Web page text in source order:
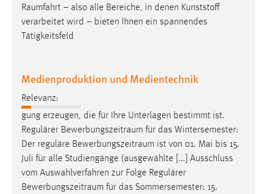
Raumfahrt – also alle Bereiche, in denen Kunststoff
verarbeitet wird – bieten Ihnen ein spannendes
Tätigkeitsfeld
Medienproduktion und Medientechnik
Relevanz:
gung erzeugen, die für Ihre Unterlagen bestimmt ist.
Regulärer Bewerbungszeitraum für das Wintersemester:
Der reguläre Bewerbungszeitraum ist von 01. Mai bis 15.
Juli für alle Studiengänge (ausgewählte [...] Ausschluss
vom Auswahlverfahren zur Folge Regulärer
Bewerbungszeitraum für das Sommersemester: 15.
verwendet, um personalisierte Werbung anzuzeigen.
Sie tun dies, indem sie Besucher über Websites
hinweg verfolgen.
Name:
_gcl_au
Anbieter:
Google Ireland Limited
Zweck:
Conversion-Tracking